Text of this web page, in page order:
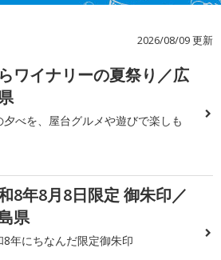
2026/08/09 更新
ワイナリーの夏祭り／広
夕べを、屋台グルメや遊びで楽しも
8年8月8日限定 御朱印／
県
8年にちなんだ限定御朱印